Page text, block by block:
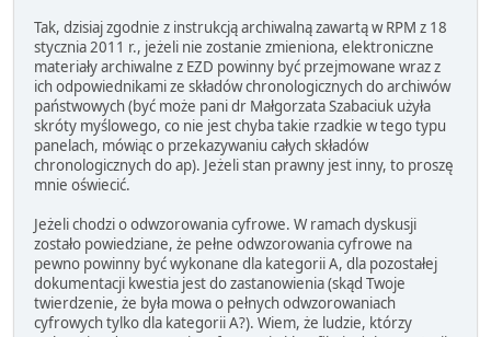
Tak, dzisiaj zgodnie z instrukcją archiwalną zawartą w RPM z 18
stycznia 2011 r., jeżeli nie zostanie zmieniona, elektroniczne
materiały archiwalne z EZD powinny być przejmowane wraz z
ich odpowiednikami ze składów chronologicznych do archiwów
państwowych (być może pani dr Małgorzata Szabaciuk użyła
skróty myślowego, co nie jest chyba takie rzadkie w tego typu
panelach, mówiąc o przekazywaniu całych składów
chronologicznych do ap). Jeżeli stan prawny jest inny, to proszę
mnie oświecić.
Jeżeli chodzi o odwzorowania cyfrowe. W ramach dyskusji
zostało powiedziane, że pełne odwzorowania cyfrowe na
pewno powinny być wykonane dla kategorii A, dla pozostałej
dokumentacji kwestia jest do zastanowienia (skąd Twoje
twierdzenie, że była mowa o pełnych odwzorowaniach
cyfrowych tylko dla kategorii A?). Wiem, że ludzie, którzy